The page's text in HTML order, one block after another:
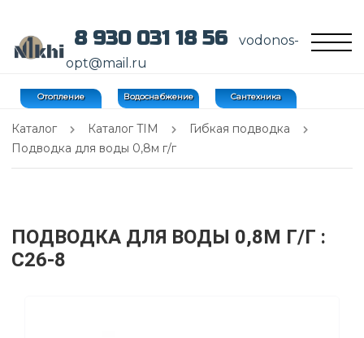
8 930 031 18 56
vodonos-
opt@mail.ru
Отопление Водоснабжение Сантехника
Каталог Каталог TIM
Гибкая подводка
Подводка для воды 0,8м г/г
ПОДВОДКА ДЛЯ ВОДЫ 0,8М Г/Г :
C26-8